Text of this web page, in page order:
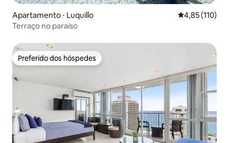
Apartamento ⋅ Luquillo 4,85 de uma
4,85 (110)
Terraço no paraíso
Preferido dos hóspedes
Preferido dos hóspedes